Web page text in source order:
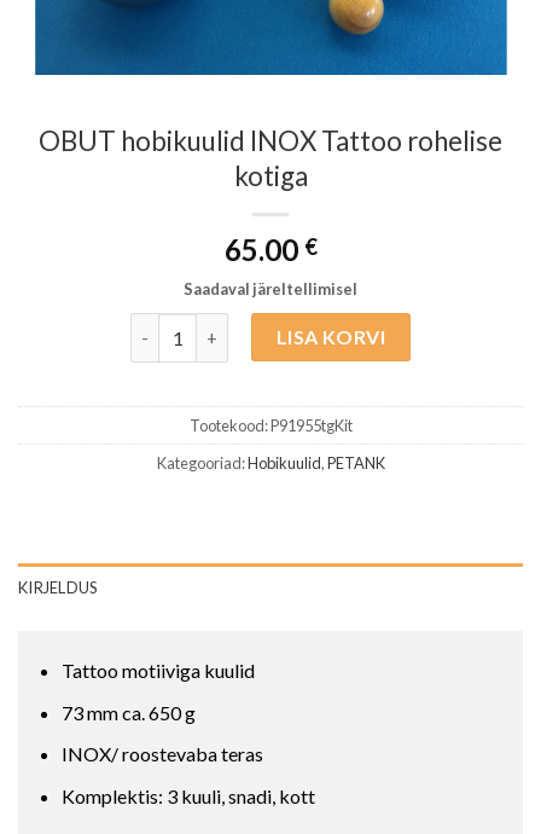
OBUT hobikuulid INOX Tattoo rohelise
kotiga
65.00 €
Saadaval järeltellimisel
OBUT hobikuulid INOX Tattoo rohelise kotiga
LISA KORVI
Tootekood:P91955tgKit
Kategooriad:Hobikuulid,PETANK
KIRJELDUS
Tattoo motiiviga kuulid
73 mm ca. 650 g
INOX/ roostevaba teras
Komplektis: 3 kuuli, snadi, kott